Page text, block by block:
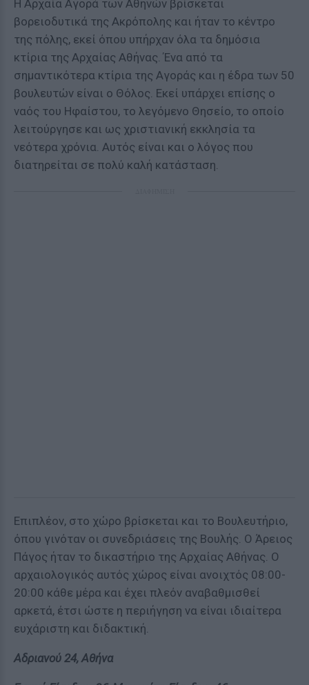
Η Αρχαία Αγορά των Αθηνών βρίσκεται
βορειοδυτικά της Ακρόπολης και ήταν το κέντρο
της πόλης, εκεί όπου υπήρχαν όλα τα δημόσια
κτίρια της Αρχαίας Αθήνας. Ένα από τα
σημαντικότερα κτίρια της Αγοράς και η έδρα των 50
βουλευτών είναι ο Θόλος. Εκεί υπάρχει επίσης ο
ναός του Ηφαίστου, το λεγόμενο Θησείο, το οποίο
λειτούργησε και ως χριστιανική εκκλησία τα
νεότερα χρόνια. Αυτός είναι και ο λόγος που
διατηρείται σε πολύ καλή κατάσταση.
Επιπλέον, στο χώρο βρίσκεται και το Βουλευτήριο,
όπου γινόταν οι συνεδριάσεις της Βουλής. Ο Άρειος
Πάγος ήταν το δικαστήριο της Αρχαίας Αθήνας. Ο
αρχαιολογικός αυτός χώρος είναι ανοιχτός 08:00-
20:00 κάθε μέρα και έχει πλεόν αναβαθμισθεί
αρκετά, έτσι ώστε η περιήγηση να είναι ιδιαίτερα
ευχάριστη και διδακτική.
Αδριανού 24, Αθήνα